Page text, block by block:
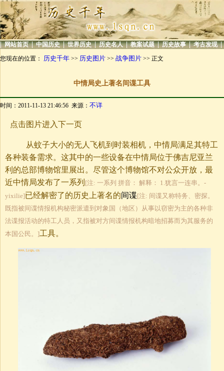
| 网站首页 | 中国历史 | 世界历史 | 历史名人 | 教案试题 | 历史故事 | 考古发现 |
您现在的位置： 历史千年 >> 历史图片 >> 战争图片 >> 正文
中情局史上著名间谍工具
时间：2011-11-13 21:46:56 来源： 不详
点击图片进入下一页
从蚊子大小的无人飞机到时装相机，中情局满足其特工
各种装备需求。这其中的一些设备在中情局位于佛吉尼亚兰
利的总部博物馆里展出。尽管这个博物馆不对公众开放，最
近中情局发布了一系列 [注: 一系列 拼音： 解释： 1.犹言一连串。-
yixilie]已经解密了的历史上著名的间谍[注: 间谍又称特务、密探。
既指被间谍情报机构秘密派遣到对象国（地区）从事以窃密为主的各种非
法谍报活动的特工人员，又指被对方间谍情报机构暗地招募而为其服务的
本国公民。]工具。